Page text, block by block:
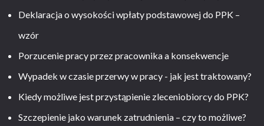
Deklaracja o wysokości wpłaty podstawowej do PPK –
wzór
Porzucenie pracy przez pracownika a konsekwencje
Wypadek w czasie przerwy w pracy - jak jest traktowany?
Kiedy możliwe jest przystąpienie zleceniobiorcy do PPK?
Szczepienie jako warunek zatrudnienia – czy to możliwe?